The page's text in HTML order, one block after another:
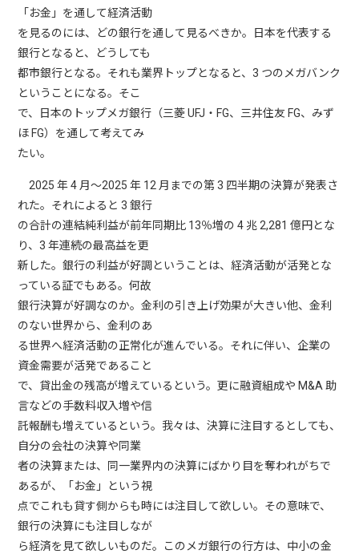
「お金」を通して経済活動
を見るのには、どの銀行を通して見るべきか。日本を代表する
銀行となると、どうしても
都市銀行となる。それも業界トップとなると、3 つのメガバンク
ということになる。そこ
で、日本のトップメガ銀行（三菱 UFJ・FG、三井住友 FG、みず
ほ FG）を通して考えてみ
たい。
2025 年 4 月～2025 年 12 月までの第 3 四半期の決算が発表さ
れた。それによると 3 銀行
の合計の連結純利益が前年同期比 13％増の 4 兆 2,281 億円とな
り、3 年連続の最高益を更
新した。銀行の利益が好調ということは、経済活動が活発とな
っている証でもある。何故
銀行決算が好調なのか。金利の引き上げ効果が大きい他、金利
のない世界から、金利のあ
る世界へ経済活動の正常化が進んでいる。それに伴い、企業の
資金需要が活発であること
で、貸出金の残高が増えているという。更に融資組成や M&A 助
言などの手数料収入増や信
託報酬も増えているという。我々は、決算に注目するとしても、
自分の会社の決算や同業
者の決算または、同一業界内の決算にばかり目を奪われがちで
あるが、「お金」という視
点でこれも貸す側からも時には注目して欲しい。その意味で、
銀行の決算にも注目しなが
ら経済を見て欲しいものだ。このメガ銀行の行方は、中小の金